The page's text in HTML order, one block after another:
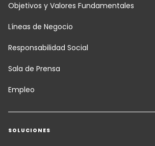
Objetivos y Valores Fundamentales
Líneas de Negocio
Responsabilidad Social
Sala de Prensa
Empleo
SOLUCIONES